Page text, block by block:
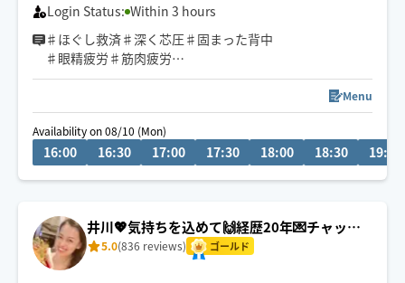
Login Status: Within 3 hours
♯ほぐし救済♯深く芯圧♯固まった背中
♯眼精疲労♯筋肉疲労
🫲重め圧ピンポイント手技◎高評価
☘️初見の方は早めのご予約助かります
🔹ホテル入室可能確認後の予約を
Menu
Availability on 08/10 (Mon)
16:00 16:30 17:00 17:30 18:00 18:30 19:00
井川💖気持ちを込めて🙌経歴20年💌チャット
歓迎
5.0(836 reviews) ゴールド